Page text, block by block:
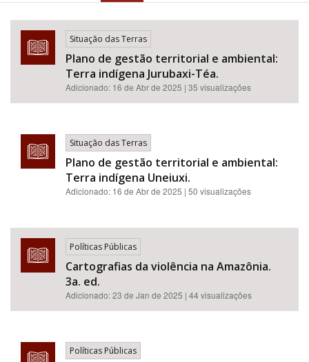
Subtema
Área de Levantamento
BUSCAR
Situação das Terras
Plano de gestão territorial e ambiental:
Terra indígena Jurubaxi-Téa.
Adicionado: 16 de Abr de 2025 | 35 visualizações
Situação das Terras
Plano de gestão territorial e ambiental:
Terra indígena Uneiuxi.
Adicionado: 16 de Abr de 2025 | 50 visualizações
Políticas Públicas
Cartografias da violência na Amazônia.
3a. ed.
Adicionado:23 de Jan de 2025 | 44 visualizações
Políticas Públicas